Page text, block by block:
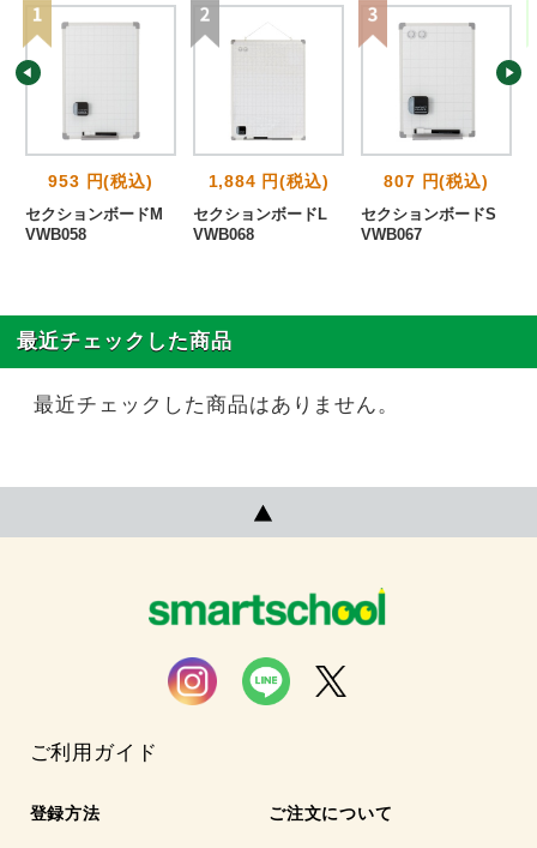
953 円(税込)
セクションボードM
VWB058
1,884 円(税込)
セクションボードL
VWB068
807 円(税込)
セクションボードS
VWB067
最近チェックした商品
最近チェックした商品はありません。
ご利用ガイド
登録方法 ご注文について